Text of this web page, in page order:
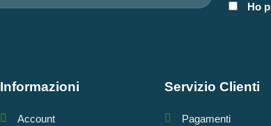
Ho
Informazioni
Account
Servizio Clienti
Pagamenti